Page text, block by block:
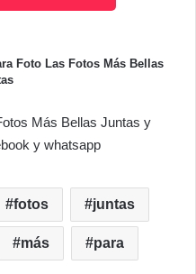
Foto Las Fotos Más Bellas
Más Bellas Juntas y
y whatsapp
fotos juntas
más para